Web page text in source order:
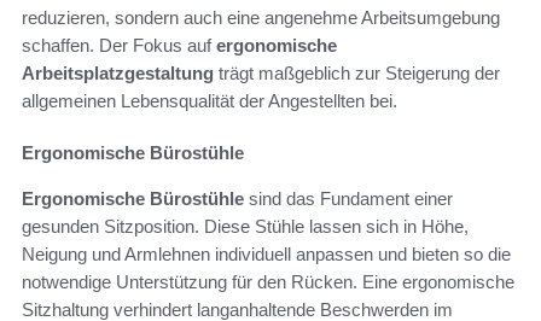
reduzieren, sondern auch eine angenehme Arbeitsumgebung
schaffen. Der Fokus aufergonomische
Arbeitsplatzgestaltung trägt maßgeblich zur Steigerung der
allgemeinen Lebensqualität der Angestellten bei.
Ergonomische Bürostühle
Ergonomische Bürostühle sind das Fundament einer
gesunden Sitzposition. Diese Stühle lassen sich in Höhe,
Neigung und Armlehnen individuell anpassen und bieten so die
notwendige Unterstützung für den Rücken. Eine ergonomische
Sitzhaltung verhindert langanhaltende Beschwerden im